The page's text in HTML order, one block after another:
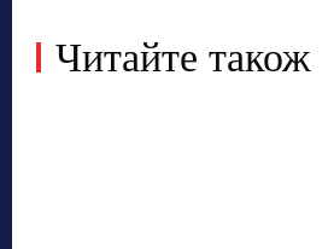
Читайте також